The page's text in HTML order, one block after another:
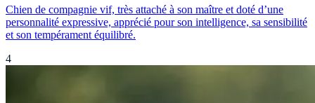
Chien de compagnie vif, très attaché à son maître et doté d’une
personnalité expressive, apprécié pour son intelligence, sa sensibilité
et son tempérament équilibré.
4